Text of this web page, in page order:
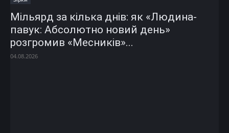
Мільярд за кілька днів: як «Людина-
павук: Абсолютно новий день»
розгромив «Месників»...
04.08.2026